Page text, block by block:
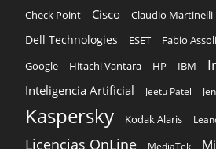
Check Point
Cisco Claudio Martinelli
Dell Technologies ESET Fabio
Google Hitachi Vantara HP IBM
Inteligencia Artificial Jeetu Patel
Kaspersky Kodak Alaris
Licencias OnLine